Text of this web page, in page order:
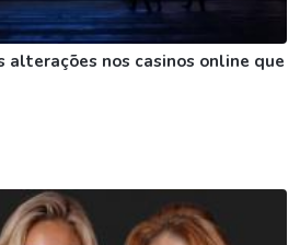
alterações nos casinos online que